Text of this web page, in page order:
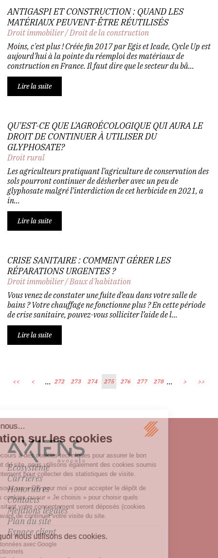
ANTIGASPI ET CONSTRUCTION : QUAND LES
MATÉRIAUX PEUVENT-ÊTRE RÉUTILISÉS
Droit immobilier/Droit de la construction
Moins, c'est plus ! Créée fin 2017 par Egis et Icade, Cycle Up est
aujourd'hui à la pointe du réemploi des matériaux de
construction en France. Il faut dire que le secteur du bâ...
Lire la suite
QU'EST-CE QUE L'AGROÉCOLOGIQUE QUI AURA LE
DROIT DE CONTINUER À UTILISER DU
GLYPHOSATE?
Droit rural
Les agriculteurs pratiquant l’agriculture de conservation des
sols pourront continuer de désherber avec un peu de
glyphosate malgré l’interdiction de cet herbicide en 2021, a
in...
Lire la suite
CRISE SANITAIRE : COMMENT GÉRER LES
RÉPARATIONS URGENTES ?
Droit immobilier/Baux d'habitation
Vous venez de constater une fuite d’eau dans votre salle de
bains ? Votre chauffage ne fonctionne plus ? En cette période
de crise sanitaire, pouvez-vous solliciter l’aide de l...
Lire la suite
<< < ... 272 273 274 275 276 277 278 ... > >>
Écosystème
Carrières
Honoraires
Contacts
Mentions légales
Plan du site
Espace client